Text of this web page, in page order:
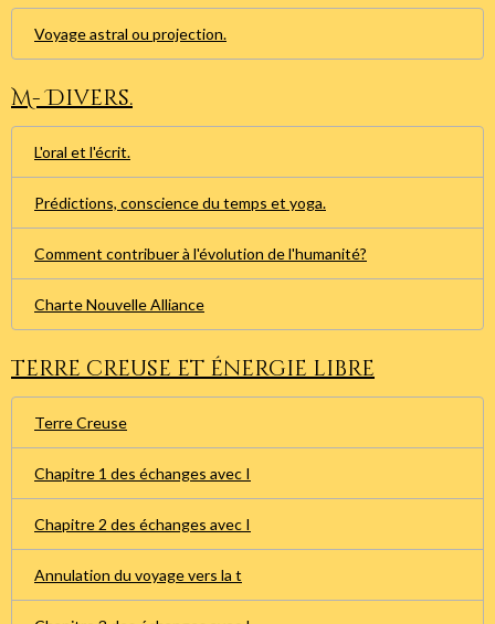
Voyage astral ou projection.
M- Divers.
L'oral et l'écrit.
Prédictions, conscience du temps et yoga.
Comment contribuer à l'évolution de l'humanité?
Charte Nouvelle Alliance
Terre creuse et énergie libre
Terre Creuse
Chapitre 1 des échanges avec I
Chapitre 2 des échanges avec I
Annulation du voyage vers la t